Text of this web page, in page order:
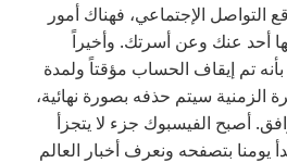
التواصل الإجتماعي، فهناك أمور
أحد عنك وعن أسرتك. وأخيراً
تم إيقاف الحساب مؤقتاً ولمدة
الزمنية سيتم حذفه بصورة نهائية،
أصبح الفيسبوك جزء لا يتجزأ
يومنا بتصفحه ونعرف أخبار العالم